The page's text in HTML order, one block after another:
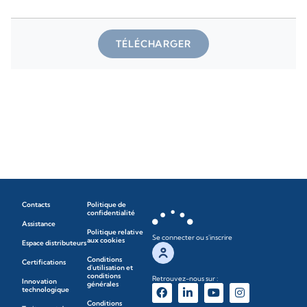
TÉLÉCHARGER
Contacts
Assistance
Espace distributeurs
Certifications
Innovation
technologique
Politique de
confidentialité
Politique relative
aux cookies
Conditions
d'utilisation et
conditions
générales
Conditions
Se connecter ou s'inscrire
Retrouvez-nous sur :